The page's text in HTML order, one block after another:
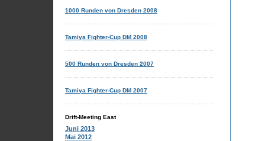
1000 Runden von Dresden 2008
Tamiya Fighter-Cup DM 2008
500 Runden von Dresden 2007
Tamiya Fighter-Cup DM 2007
Drift-Meeting East
Juni 2013
Mai 2012